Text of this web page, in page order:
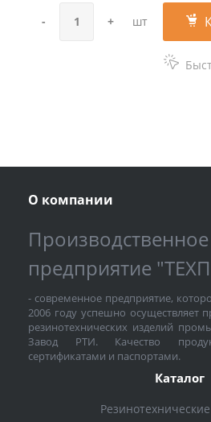
- + шт
О компании
Производственное
предприятие
- современное предприятие,
2006 году успешно осуществляет
резинотехнических изделий
Завод РТИ. Качество
сертификатами и паспортами.
Каталог